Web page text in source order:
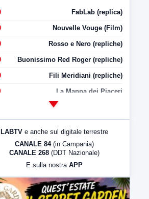
FabLab (replica)
Nouvelle Vouge (Film)
Rosso e Nero (repliche)
Buonissimo Red Roger (repliche)
Fili Meridiani (repliche)
La Mappa dei Piaceri
LabNews (Diretta)
LabNews (replica)
LABTV e anche sul digitale terrestre
CANALE 84 (in Campania)
CANALE 268 (DDT Nazionale)
E sulla nostra APP